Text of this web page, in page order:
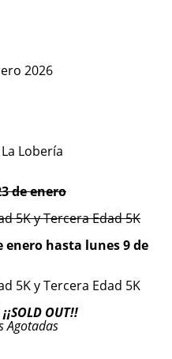
2026
Lobería
de enero
5K y Tercera Edad 5K
enero hasta lunes 9 de
5K y Tercera Edad 5K
¡¡SOLD OUT!!
Agotadas